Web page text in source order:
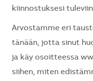
kiinnostuksesi
Arvostamme eri
tänään, jotta sinut
ja käy osoitteessa
siihen, miten